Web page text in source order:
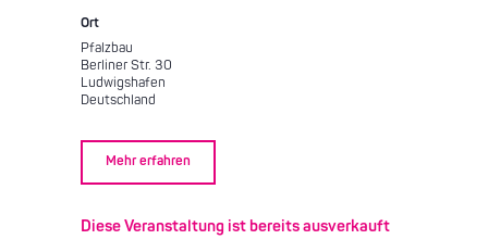
Ort
Pfalzbau
Berliner Str. 30
Ludwigshafen
Deutschland
Mehr erfahren
Diese Veranstaltung ist bereits ausverkauft